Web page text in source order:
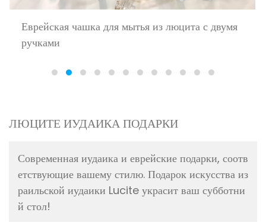
Еврейская чашка для мытья из люцита с двумя
ручками
ЛЮЦИТЕ ИУДАИКА ПОДАРКИ
Современная иудаика и еврейские подарки, соотв
етствующие вашему стилю. Подарок искусства из
раильской иудаики Lucite украсит ваш субботни
й стол!